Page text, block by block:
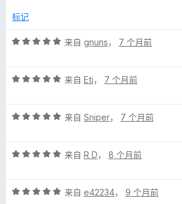
标记
评
/
来自 gnuns， 7 个月前
评
/
来自 Eti， 7 个月前
评
/
来自 Sniper， 7 个月前
评
/
来自 R D， 8 个月前
评
来自 e42234， 9 个月前